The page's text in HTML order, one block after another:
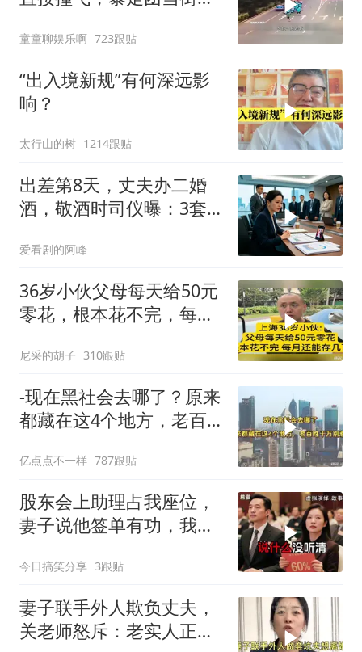
童童聊娱乐啊 723跟贴
“出入境新规”有何深远影
响？
太行山的树 1214跟贴
出差第8天，丈夫办二婚
酒，敬酒时司仪曝：3套
爱看剧的阿峰
36岁小伙父母每天给50元
零花，根本花不完，每月
尼采的胡子 310跟贴
-现在黑社会去哪了？原来
都藏在这4个地方，老百
亿点点不一样 787跟贴
股东会上助理占我座位，
妻子说他签单有功，我抛
给他当
今日搞笑分享 3跟贴
妻子联手外人欺负丈夫，
关老师怒斥：老实人正义